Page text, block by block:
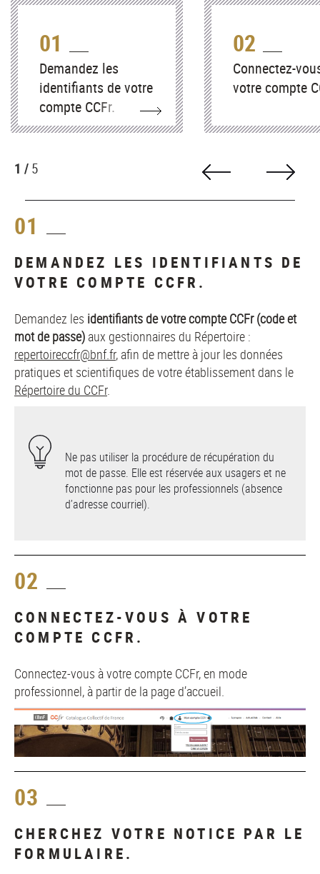
01
Demandez les
identifiants de votre
compte CCFr.
02
Connectez-
votre compte
1 /5
01
DEMANDEZ LES IDENTIFIANTS DE
VOTRE COMPTE CCFR.
Demandez les identifiants de votre compte CCFr (code et
mot de passe) aux gestionnaires du Répertoire :
repertoireccfr@bnf.fr, afin de mettre à jour les données
pratiques et scientifiques de votre établissement dans le
Répertoire du CCFr.
Ne pas utiliser la procédure de récupération du
mot de passe. Elle est réservée aux usagers et ne
fonctionne pas pour les professionnels (absence
d’adresse courriel).
02
CONNECTEZ-VOUS À VOTRE
COMPTE CCFR.
Connectez-vous à votre compte CCFr, en mode
professionnel, à partir de la page d’accueil.
03
CHERCHEZ VOTRE NOTICE PAR LE
FORMULAIRE.